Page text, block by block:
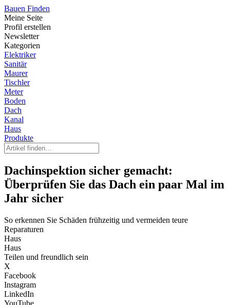
Bauen Finden
Meine Seite
Profil erstellen
Newsletter
Kategorien
Elektriker
Sanitär
Maurer
Tischler
Meter
Boden
Dach
Kanal
Haus
Produkte
Dachinspektion sicher gemacht:
Überprüfen Sie das Dach ein paar Mal im
Jahr sicher
So erkennen Sie Schäden frühzeitig und vermeiden teure
Reparaturen
Haus
Haus
Teilen und freundlich sein
X
Facebook
Instagram
LinkedIn
YouTube